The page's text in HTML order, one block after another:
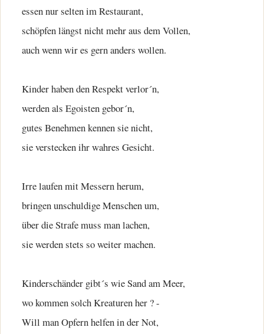
essen nur selten im Restaurant,
schöpfen längst nicht mehr aus dem Vollen,
auch wenn wir es gern anders wollen.
Kinder haben den Respekt verlor´n,
werden als Egoisten gebor´n,
gutes Benehmen kennen sie nicht,
sie verstecken ihr wahres Gesicht.
Irre laufen mit Messern herum,
bringen unschuldige Menschen um,
über die Strafe muss man lachen,
sie werden stets so weiter machen.
Kinderschänder gibt´s wie Sand am Meer,
wo kommen solch Kreaturen her ? -
Will man Opfern helfen in der Not,